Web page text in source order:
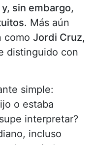
sin embargo,
. Más aún
como Jordi Cruz,
distinguido con
simple:
o estaba
interpretar?
incluso